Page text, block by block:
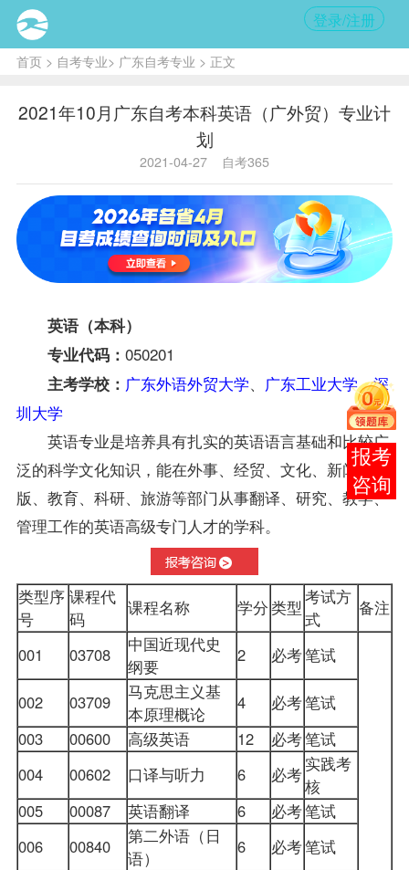
登录/注册
首页> 自考专业> 广东自考专业 > 正文
2021年10月广东自考本科英语（广外贸）专业计
划
2021-04-27 自考365
英语（本科）
专业代码： 050201
主考学校： 广东外语外贸大学、 广东工业大学、深
圳大学
英语专业是培养具有扎实的英语语言基础和比较广
泛的科学文化知识，能在外事、经贸、文化、新闻出
版、教育、科研、旅游等部门从事翻译、研究、教学、
管理工作的英语高级专门人才的学科。
类型序
号
课程代
码
课程名称 学分类型考试方
式
备注
001 03708
中国近现代史
纲要
2 必考笔试
002 03709
马克思主义基
本原理概论
4 必考笔试
003
00600 高级英语 12 必考笔试
004
00602 口译与听力 6 必考实践考
核
005
00087 英语翻译 6 必考笔试
006
00840
第二外语（日
语）
6 必考笔试
报考
咨询